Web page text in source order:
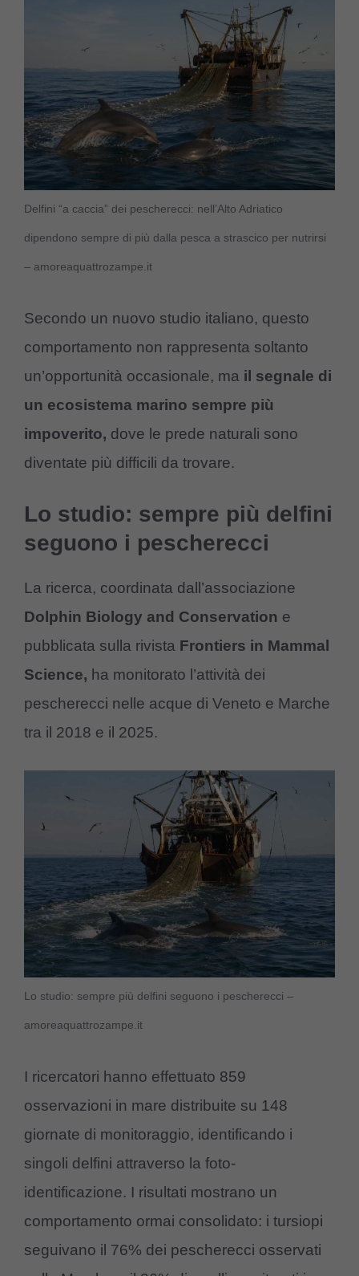
Delfini “a caccia” dei pescherecci: nell’Alto Adriatico
dipendono sempre di più dalla pesca a strascico per nutrirsi
– amoreaquattrozampe.it
Secondo un nuovo studio italiano, questo
comportamento non rappresenta soltanto
un’opportunità occasionale, ma il segnale di
un ecosistema marino sempre più
impoverito, dove le prede naturali sono
diventate più difficili da trovare.
Lo studio: sempre più delfini
seguono i pescherecci
La ricerca, coordinata dall’associazione
Dolphin Biology and Conservation e
pubblicata sulla rivista Frontiers in Mammal
Science, ha monitorato l’attività dei
pescherecci nelle acque di Veneto e Marche
tra il 2018 e il 2025.
Lo studio: sempre più delfini seguono i pescherecci –
amoreaquattrozampe.it
I ricercatori hanno effettuato 859
osservazioni in mare distribuite su 148
giornate di monitoraggio, identificando i
singoli delfini attraverso la foto-
identificazione. I risultati mostrano un
comportamento ormai consolidato: i tursiopi
seguivano il 76% dei pescherecci osservati